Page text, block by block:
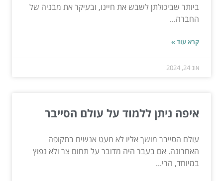
ביותר שביכולתן לשבש את חיינו, ובעיקר את מבניה של
החברה...
קרא עוד »
אוג 24, 2024
איפה ניתן ללמוד על עולם הסייבר
עולם הסייבר מושך אליו לא מעט אנשים בתקופה
האחרונה. אם בעבר היה מדובר על תחום צר ולא נפוץ
במיוחד, הרי...